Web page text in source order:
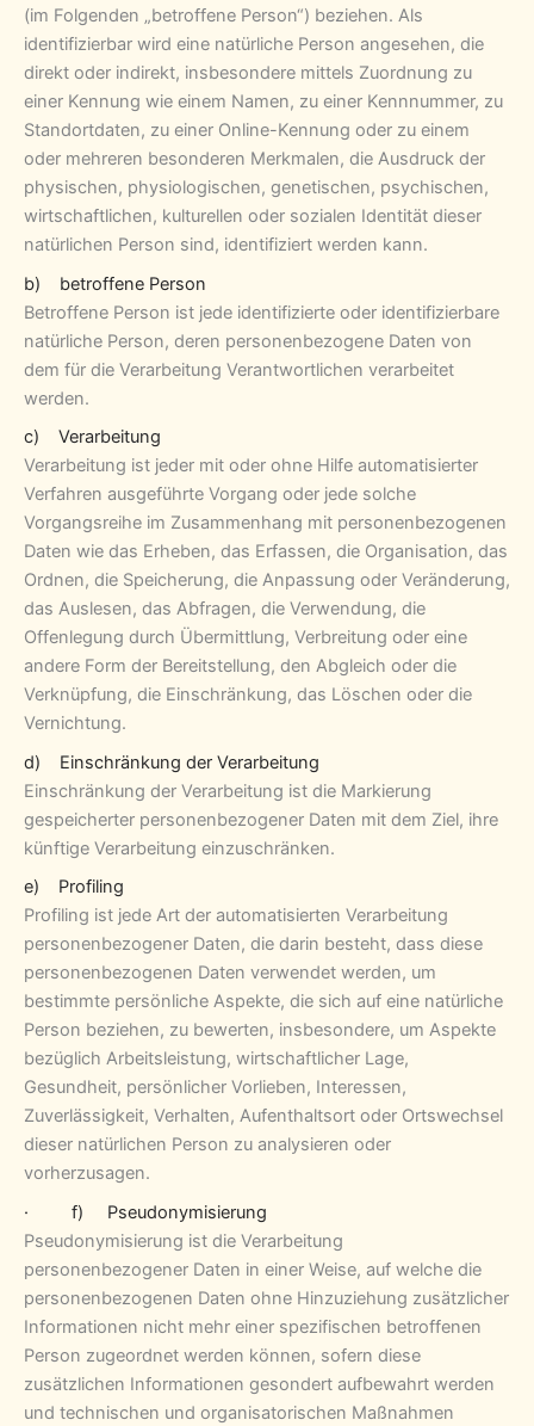
(im Folgenden „betroffene Person“) beziehen. Als
identifizierbar wird eine natürliche Person angesehen, die
direkt oder indirekt, insbesondere mittels Zuordnung zu
einer Kennung wie einem Namen, zu einer Kennnummer, zu
Standortdaten, zu einer Online-Kennung oder zu einem
oder mehreren besonderen Merkmalen, die Ausdruck der
physischen, physiologischen, genetischen, psychischen,
wirtschaftlichen, kulturellen oder sozialen Identität dieser
natürlichen Person sind, identifiziert werden kann.
b) betroffene Person
Betroffene Person ist jede identifizierte oder identifizierbare
natürliche Person, deren personenbezogene Daten von
dem für die Verarbeitung Verantwortlichen verarbeitet
werden.
c) Verarbeitung
Verarbeitung ist jeder mit oder ohne Hilfe automatisierter
Verfahren ausgeführte Vorgang oder jede solche
Vorgangsreihe im Zusammenhang mit personenbezogenen
Daten wie das Erheben, das Erfassen, die Organisation, das
Ordnen, die Speicherung, die Anpassung oder Veränderung,
das Auslesen, das Abfragen, die Verwendung, die
Offenlegung durch Übermittlung, Verbreitung oder eine
andere Form der Bereitstellung, den Abgleich oder die
Verknüpfung, die Einschränkung, das Löschen oder die
Vernichtung.
d) Einschränkung der Verarbeitung
Einschränkung der Verarbeitung ist die Markierung
gespeicherter personenbezogener Daten mit dem Ziel, ihre
künftige Verarbeitung einzuschränken.
e) Profiling
Profiling ist jede Art der automatisierten Verarbeitung
personenbezogener Daten, die darin besteht, dass diese
personenbezogenen Daten verwendet werden, um
bestimmte persönliche Aspekte, die sich auf eine natürliche
Person beziehen, zu bewerten, insbesondere, um Aspekte
bezüglich Arbeitsleistung, wirtschaftlicher Lage,
Gesundheit, persönlicher Vorlieben, Interessen,
Zuverlässigkeit, Verhalten, Aufenthaltsort oder Ortswechsel
dieser natürlichen Person zu analysieren oder
vorherzusagen.
· f) Pseudonymisierung
Pseudonymisierung ist die Verarbeitung
personenbezogener Daten in einer Weise, auf welche die
personenbezogenen Daten ohne Hinzuziehung zusätzlicher
Informationen nicht mehr einer spezifischen betroffenen
Person zugeordnet werden können, sofern diese
zusätzlichen Informationen gesondert aufbewahrt werden
und technischen und organisatorischen Maßnahmen